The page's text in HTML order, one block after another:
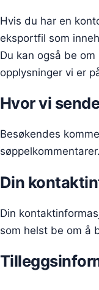
Hvis du har en
eksportfil som
Du kan også be
opplysninger vi er
Hvor vi
Besøkendes
søppelkommentarer.
Din
Din
som helst be om å